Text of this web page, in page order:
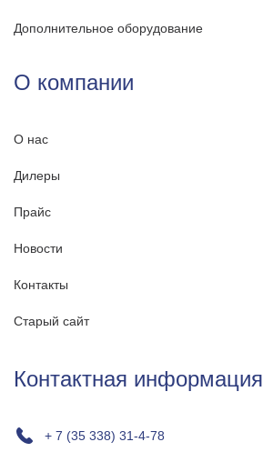
Дополнительное оборудование
О компании
О нас
Дилеры
Прайс
Новости
Контакты
Старый сайт
Контактная информация
+ 7 (35 338) 31-4-78